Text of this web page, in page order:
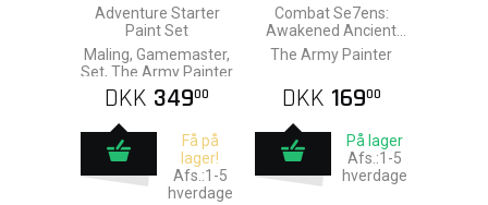
Adventure Starter
Paint Set
Maling, Gamemaster,
Set, The Army Painter
DKK 34900
Få på
lager!
Afs.:1-5
hverdage
Combat Se7ens:
Awakened Ancient
Alloy
The Army Painter
DKK 16900
På lager
Afs.:1-5
hverdage